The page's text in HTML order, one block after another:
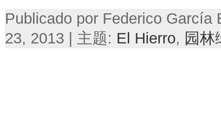
Publicado por Federico García
23, 2013 | 主题: El Hierro, 园林